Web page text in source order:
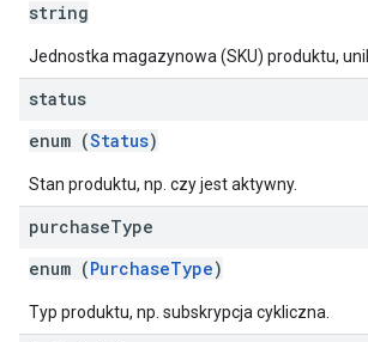
string
Jednostka magazynowa (SKU) produktu,
status
enum (Status)
Stan produktu, np. czy jest aktywny.
purchaseType
enum (PurchaseType)
Typ produktu, np. subskrypcja cykliczna.